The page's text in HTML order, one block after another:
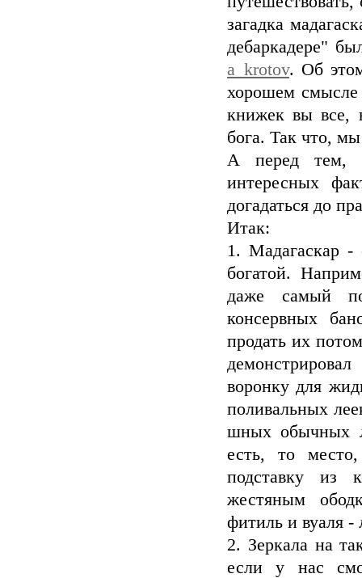
загадка
дебаркадере"
a_krotov. Об
хорошем смысле
книжек вы все,
бога. Так что,
А перед тем,
интересных
догадаться до
Итак:
1. Мадагаскар -
богатой.
даже самый
консервных
продать их
воронку для
поливальных
шных обычных
есть, то
подставку из
жестяным
фитиль и вуаля -
2. Зеркала на
если у нас